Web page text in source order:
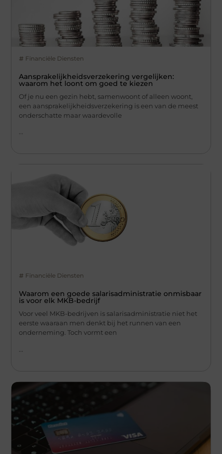
Financiële Diensten
Aansprakelijkheidsverzekering vergelijken:
waarom het loont om goed te kiezen
Of je nu een gezin hebt, samenwoont of alleen woont,
een aansprakelijkheidsverzekering is een van de meest
onderschatte maar waardevolle
...
Financiële Diensten
Waarom een goede salarisadministratie onmisbaar
is voor elk MKB-bedrijf
Voor veel MKB-bedrijven is salarisadministratie niet het
eerste waaraan men denkt bij het runnen van een
onderneming. Toch vormt een